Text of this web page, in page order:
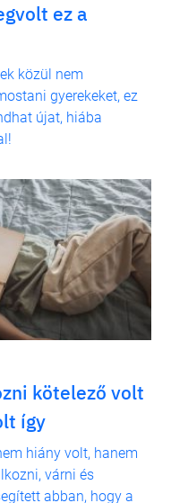
ez a
közül nem
gyerekeket, ez
újat, hiába
kötelező volt
így
hiány volt, hanem
várni és
abban, hogy a